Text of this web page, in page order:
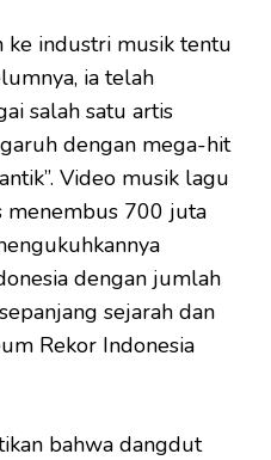
ke industri musik tentu
ia telah
salah satu artis
dengan mega-hit
Video musik lagu
menembus 700 juta
dengan jumlah
sejarah dan
Rekor Indonesia
bahwa dangdut